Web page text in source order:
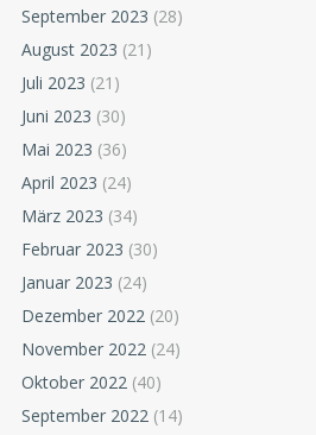
September 2023 (28)
August 2023 (21)
Juli 2023 (21)
Juni 2023 (30)
Mai 2023 (36)
April 2023 (24)
März 2023 (34)
Februar 2023 (30)
Januar 2023 (24)
Dezember 2022 (20)
November 2022 (24)
Oktober 2022 (40)
September 2022 (14)